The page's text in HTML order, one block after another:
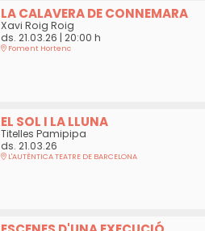
LA CALAVERA DE CONNEMARA
Xavi Roig Roig
ds. 21.03.26 20:00 h
Foment Hortenc
EL SOL I LA LLUNA
Titelles Pamipipa
ds. 21.03.26
L'AUTÈNTICA TEATRE DE BARCELONA